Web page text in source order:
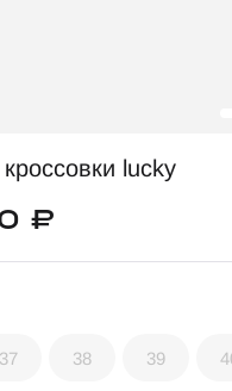
lucky
₽
37 38 39